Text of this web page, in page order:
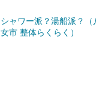
シャワー派？湯船派？（八
女市 整体らくらく）